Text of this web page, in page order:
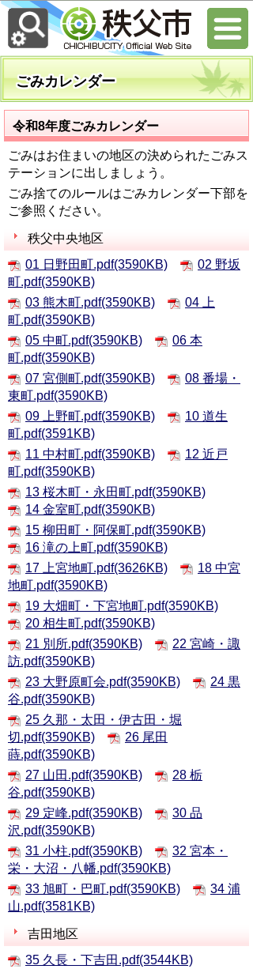
ごみカレンダー
令和8年度ごみカレンダー
ごみはお住まいの地区の決められたごみス
テーションに出しましょう。
ごみ捨てのルールはごみカレンダー下部を
ご参照ください。
秩父中央地区
01 日野田町.pdf(3590KB)
02 野坂
町.pdf(3590KB)
03 熊木町.pdf(3590KB)
04 上
町.pdf(3590KB)
05 中町.pdf(3590KB)
06 本
町.pdf(3590KB)
07 宮側町.pdf(3590KB)
08 番場・
東町.pdf(3590KB)
09 上野町.pdf(3590KB)
10 道生
町.pdf(3591KB)
11 中村町.pdf(3590KB)
12 近戸
町.pdf(3590KB)
13 桜木町・永田町.pdf(3590KB)
14 金室町.pdf(3590KB)
15 柳田町・阿保町.pdf(3590KB)
16 滝の上町.pdf(3590KB)
17 上宮地町.pdf(3626KB)
18 中宮
地町.pdf(3590KB)
19 大畑町・下宮地町.pdf(3590KB)
20 相生町.pdf(3590KB)
21 別所.pdf(3590KB)
22 宮崎・諏
訪.pdf(3590KB)
23 大野原町会.pdf(3590KB)
24 黒
谷.pdf(3590KB)
25 久那・太田・伊古田・堀
切.pdf(3590KB)
26 尾田
蒔.pdf(3590KB)
27 山田.pdf(3590KB)
28 栃
谷.pdf(3590KB)
29 定峰.pdf(3590KB)
30 品
沢.pdf(3590KB)
31 小柱.pdf(3590KB)
32 宮本・
栄・大沼・八幡.pdf(3590KB)
33 旭町・巴町.pdf(3590KB)
34 浦
山.pdf(3581KB)
吉田地区
35 久長・下吉田.pdf(3544KB)